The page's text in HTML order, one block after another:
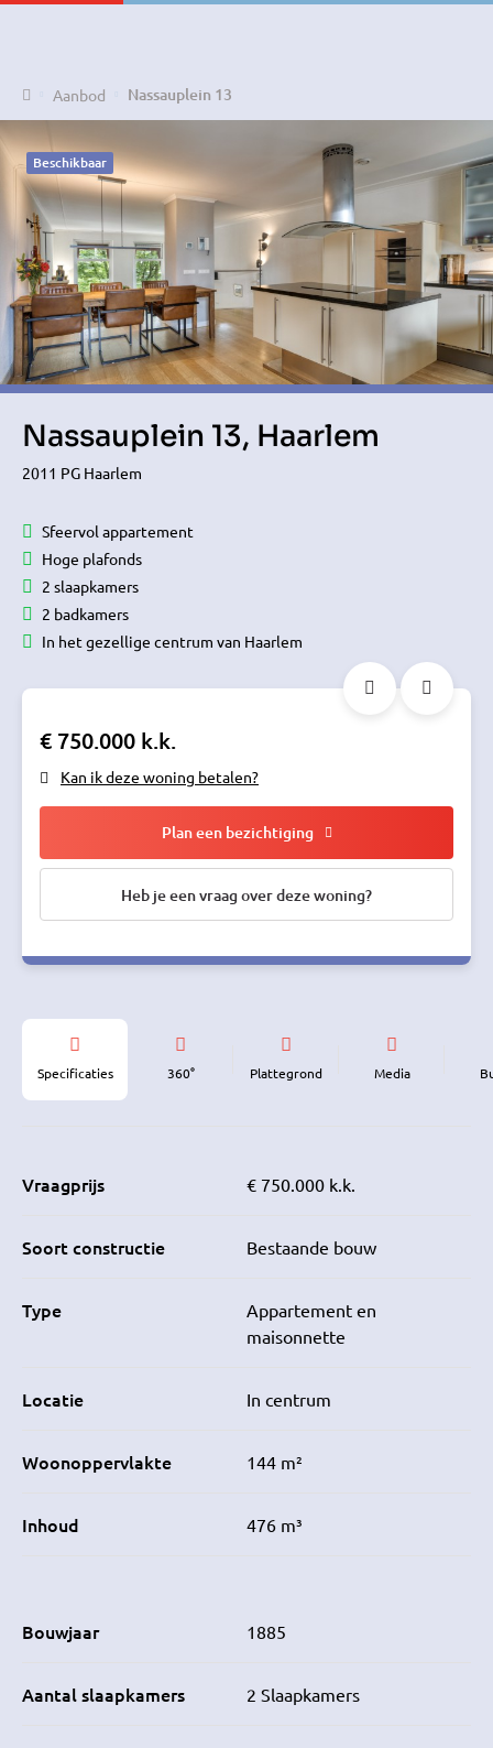
HomeAanbod Nassauplein 13
Beschikbaar
Nassauplein 13, Haarlem
2011 PG Haarlem
Sfeervol appartement
Hoge plafonds
2 slaapkamers
2 badkamers
In het gezellige centrum van Haarlem
€ 750.000 k.k.
Kan ik deze woning betalen?
Plan een bezichtiging
Heb je een vraag over deze woning?
Specificaties 360° Plattegrond Media
Vraagprijs € 750.000 k.k.
Soort constructie Bestaande bouw
Type
Appartement en
maisonnette
Locatie In centrum
Woonoppervlakte 144 m²
Inhoud 476 m³
Bouwjaar 1885
Aantal slaapkamers 2 Slaapkamers